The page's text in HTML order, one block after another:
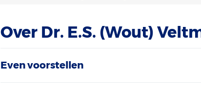
Over Dr. E.S. (Wout)
Even voorstellen